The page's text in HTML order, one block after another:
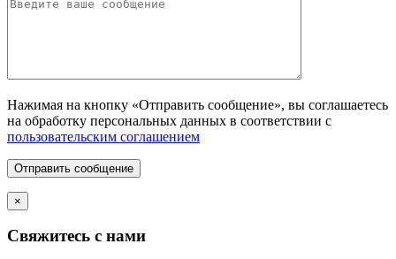
Нажимая на кнопку «Отправить сообщение», вы соглашаетесь
на обработку персональных данных в соответствии с
пользовательским соглашением
Отправить сообщение
×
Свяжитесь с нами